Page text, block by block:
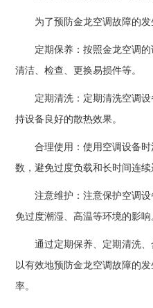
为了预防金龙空调故障的发
定期保养：按照金龙空调的
清洁、检查、更换易损件等。
定期清洗：定期清洗空调设
持设备良好的散热效果。
合理使用：使用空调设备时
数，避免过度负载和长时间连续
注意维护：注意保护空调设
免过度潮湿、高温等环境的影响
通过定期保养、定期清洗、
以有效地预防金龙空调故障的
率。